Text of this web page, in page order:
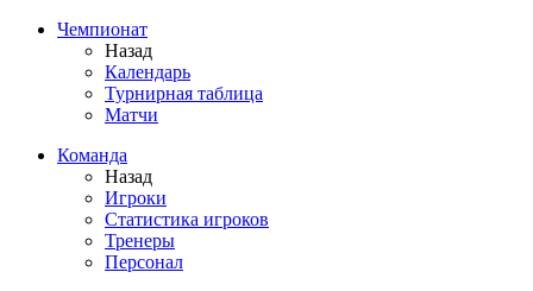
Чемпионат
Назад
Календарь
Турнирная таблица
Матчи
Команда
Назад
Игроки
Статистика игроков
Тренеры
Персонал